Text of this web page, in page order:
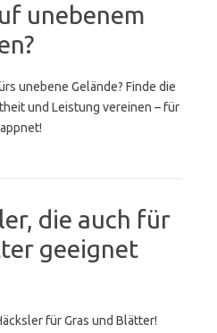
unebenem
unebene Gelände? Finde die
und Leistung vereinen – für
die auch für
geeignet
für Gras und Blätter!